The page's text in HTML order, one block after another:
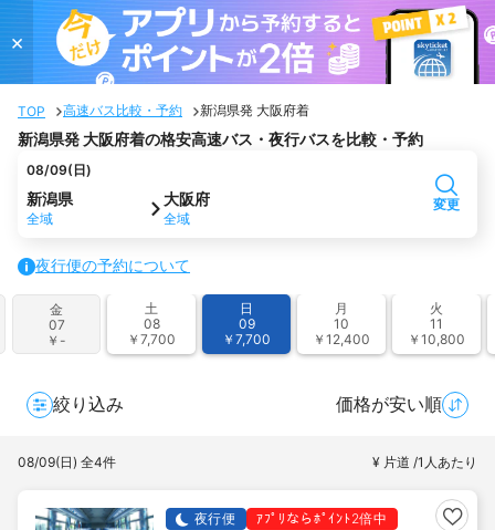
×
TOP 高速バス比較・予約 新潟県発 大阪府着
新潟県発 大阪府着の格安高速バス・夜行バスを比較・予約
08/09(日)
新潟県
全域
大阪府
全域
変更
夜行便の予約について
金
07
￥-
土
08
￥7,700
日
09
￥7,700
月
10
￥12,400
火
11
￥10,800
絞り込み 価格が安い順
08/09(日) 全4件 ¥ 片道 /1人あたり
夜行便 ｱﾌﾟﾘならﾎﾟｲﾝﾄ2倍中